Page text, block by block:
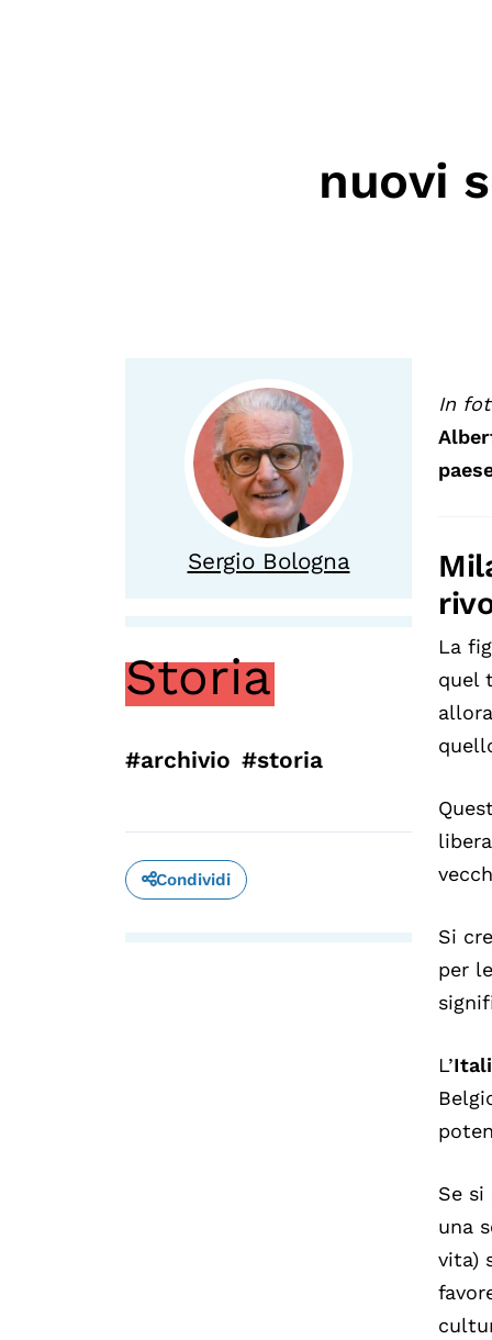
nuovi
Sergio Bologna
Storia
#archivio #storia
Condividi
In
La
quel
Si
per
L’
Se si
una
vita)